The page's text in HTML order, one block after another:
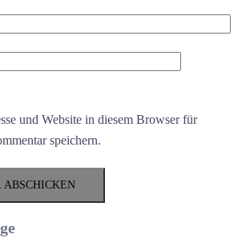
und Website in diesem Browser für
speichern.